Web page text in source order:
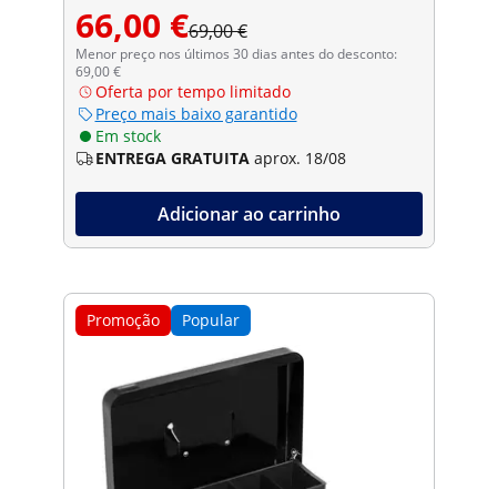
66,00 €69,00 €
Menor preço nos últimos 30 dias antes do desconto:
69,00 €
Oferta por tempo limitado
Preço mais baixo garantido
Em stock
ENTREGA GRATUITA aprox. 18/08
Adicionar ao carrinho
Promoção Popular